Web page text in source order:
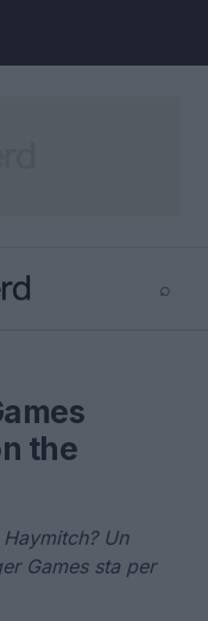
⌕
the
Un
Games sta per